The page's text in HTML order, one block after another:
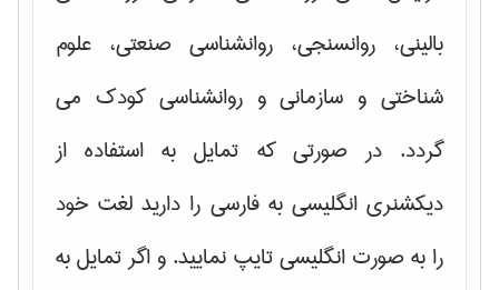
بالینی، روانسنجی، روانشناسی صنعتی، علوم
شناختی و سازمانی و روانشناسی کودک می
گردد. در صورتی که تمایل به استفاده از
دیکشنری انگلیسی به فارسی را دارید لغت خود
را به صورت انگلیسی تایپ نمایید. و اگر تمایل به